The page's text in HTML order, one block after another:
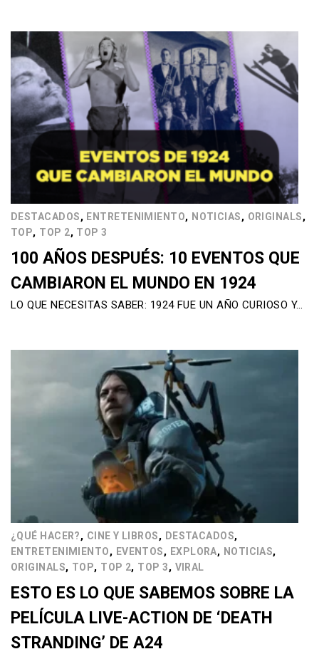
DESTACADOS, ENTRETENIMIENTO, NOTICIAS, ORIGINALS,
TOP, TOP 2, TOP 3
100 AÑOS DESPUÉS: 10 EVENTOS QUE
CAMBIARON EL MUNDO EN 1924
LO QUE NECESITAS SABER: 1924 FUE UN AÑO CURIOSO Y…
¿QUÉ HACER?, CINE Y LIBROS, DESTACADOS,
ENTRETENIMIENTO, EVENTOS, EXPLORA, NOTICIAS,
ORIGINALS, TOP, TOP 2, TOP 3, VIRAL
ESTO ES LO QUE SABEMOS SOBRE LA
PELÍCULA LIVE-ACTION DE ‘DEATH
STRANDING’ DE A24